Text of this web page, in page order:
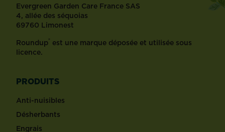
Evergreen Garden Care France SAS
4, allée des séquoias
69760 Limonest
Roundup® est une marque déposée et utilisée sous
licence.
PRODUITS
Anti-nuisibles
Désherbants
Engrais